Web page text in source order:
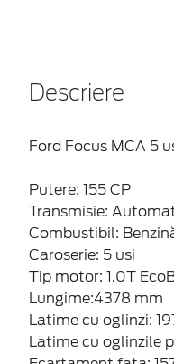
Descriere
Ford Focus MCA 5
Putere: 155 CP
Transmisie:
Combustibil:
Caroserie: 5 usi
Tip motor: 1.0T
Lungime:4378 mm
Latime cu oglinzi:
Latime cu oglinzile